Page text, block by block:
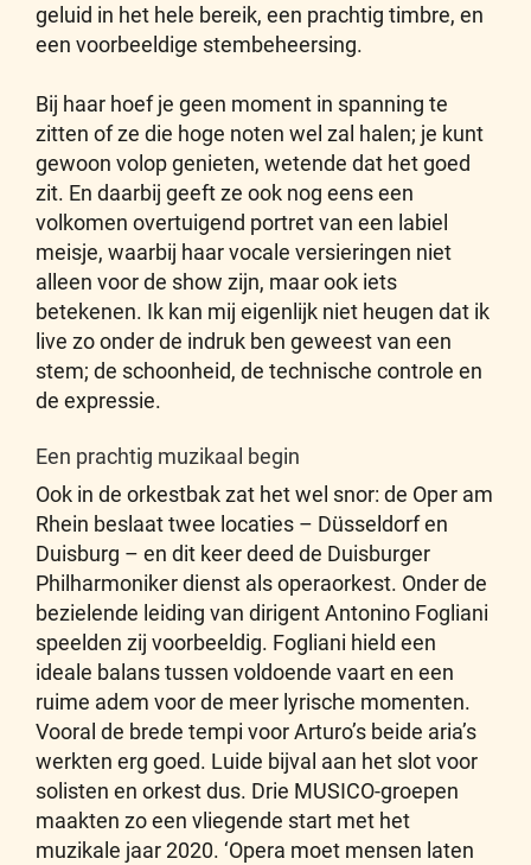
geluid in het hele bereik, een prachtig timbre, en
een voorbeeldige stembeheersing.
Bij haar hoef je geen moment in spanning te
zitten of ze die hoge noten wel zal halen; je kunt
gewoon volop genieten, wetende dat het goed
zit. En daarbij geeft ze ook nog eens een
volkomen overtuigend portret van een labiel
meisje, waarbij haar vocale versieringen niet
alleen voor de show zijn, maar ook iets
betekenen. Ik kan mij eigenlijk niet heugen dat ik
live zo onder de indruk ben geweest van een
stem; de schoonheid, de technische controle en
de expressie.
Een prachtig muzikaal begin
Ook in de orkestbak zat het wel snor: de Oper am
Rhein beslaat twee locaties – Düsseldorf en
Duisburg – en dit keer deed de Duisburger
Philharmoniker dienst als operaorkest. Onder de
bezielende leiding van dirigent Antonino Fogliani
speelden zij voorbeeldig. Fogliani hield een
ideale balans tussen voldoende vaart en een
ruime adem voor de meer lyrische momenten.
Vooral de brede tempi voor Arturo’s beide aria’s
werkten erg goed. Luide bijval aan het slot voor
solisten en orkest dus. Drie MUSICO-groepen
maakten zo een vliegende start met het
muzikale jaar 2020. ‘Opera moet mensen laten